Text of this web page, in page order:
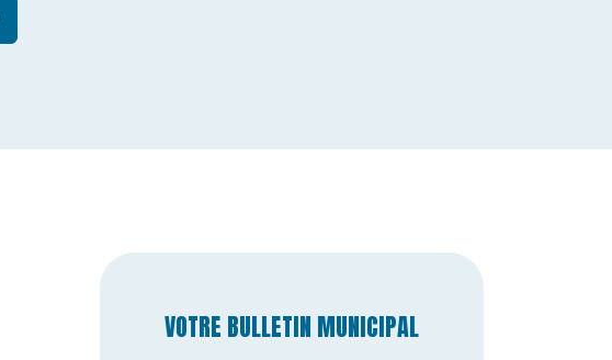
VOTRE BULLETIN MUNICIPAL